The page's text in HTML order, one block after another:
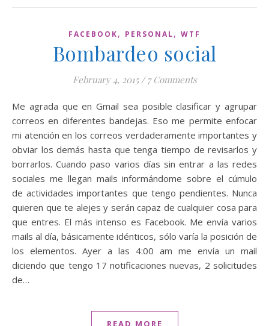
FACEBOOK, PERSONAL, WTF
Bombardeo social
February 4, 2015 / 7 Comments
Me agrada que en Gmail sea posible clasificar y agrupar
correos en diferentes bandejas. Eso me permite enfocar
mi atención en los correos verdaderamente importantes y
obviar los demás hasta que tenga tiempo de revisarlos y
borrarlos. Cuando paso varios días sin entrar a las redes
sociales me llegan mails informándome sobre el cúmulo
de actividades importantes que tengo pendientes. Nunca
quieren que te alejes y serán capaz de cualquier cosa para
que entres. El más intenso es Facebook. Me envía varios
mails al día, básicamente idénticos, sólo varía la posición de
los elementos. Ayer a las 4:00 am me envía un mail
diciendo que tengo 17 notificaciones nuevas, 2 solicitudes
de…
READ MORE